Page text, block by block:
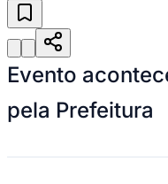
Evento
pela Prefeitura